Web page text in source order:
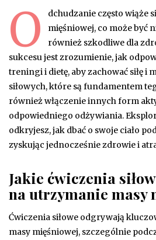
O
dchudzanie często wiąże
mięśniowej, co może być
również szkodliwe dla
sukcesu jest zrozumienie, jak
treningi i dietę, aby zachować siłę i
siłowych, które są fundamentem
również włączenie innych form
odpowiedniego odżywiania.
odkryjesz, jak dbać o swoje ciało
zyskując jednocześnie zdrowie i
Jakie ćwiczenia
na utrzymanie masy
Ćwiczenia siłowe odgrywają
masy mięśniowej, szczególnie